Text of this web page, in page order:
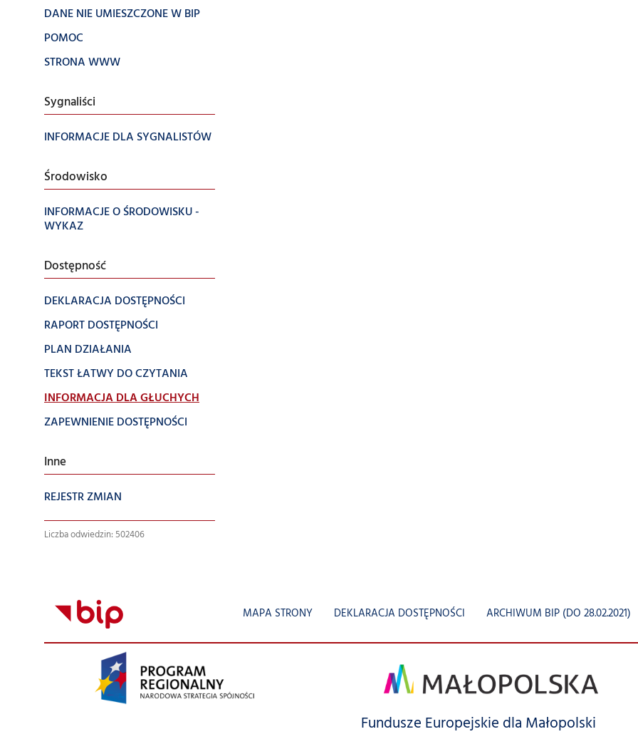
DANE NIE UMIESZCZONE W BIP
POMOC
STRONA WWW
Sygnaliści
INFORMACJE DLA SYGNALISTÓW
Środowisko
INFORMACJE O ŚRODOWISKU -
WYKAZ
Dostępność
DEKLARACJA DOSTĘPNOŚCI
RAPORT DOSTĘPNOŚCI
PLAN DZIAŁANIA
TEKST ŁATWY DO CZYTANIA
INFORMACJA DLA GŁUCHYCH
ZAPEWNIENIE DOSTĘPNOŚCI
Inne
REJESTR ZMIAN
Liczba odwiedzin: 502406
MAPA STRONY DEKLARACJA DOSTĘPNOŚCI ARCHIWUM BIP (DO 28.02.2021)
Fundusze Europejskie dla Małopolski